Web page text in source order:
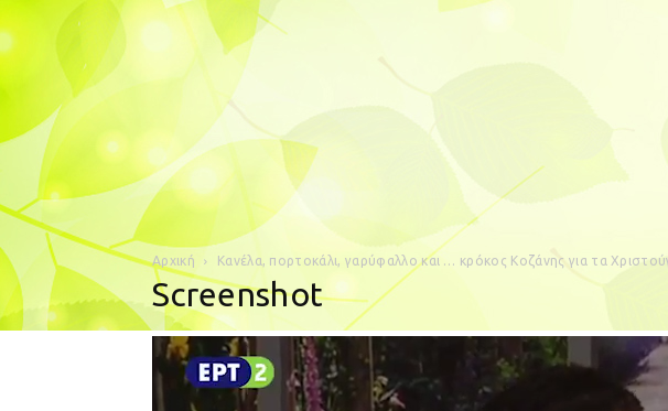
Αρχική Κανέλα, πορτοκάλι, γαρύφαλλο και … κρόκος Κοζάνης για τα
Screenshot